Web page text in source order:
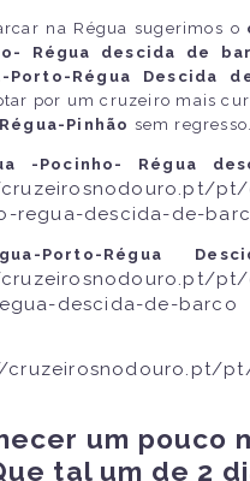
na Régua sugerimos o
Régua descida de
Porto-Régua Descida
por um cruzeiro mais
Régua-Pinhão sem
-Pocinho- Régua
regua-descida-de-
Porto-Régua
descida-de-barco
cruzeirosnodouro.pt/
um pouco
tal um de 2